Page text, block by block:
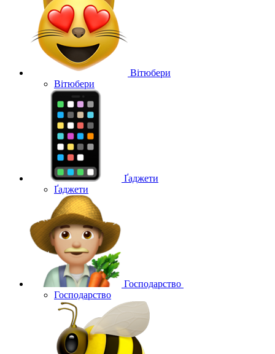
Вітюбери
Вітюбери
Ґаджети
Ґаджети
Господарство
Господарство